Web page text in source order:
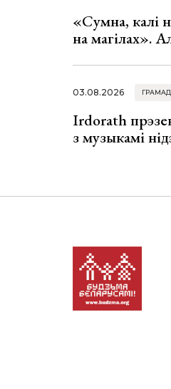
«Сумна, калі
на магілах».
03.08.2026
Irdorath
з музыкамі